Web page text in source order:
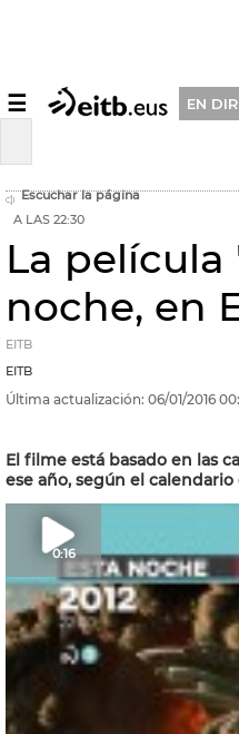
☰ EN
Escuchar la página
A LAS 22:30
La película
noche, en
EITB
EITB
Última actualización: 06/01/2016
El filme está basado en las
ese año, según el calendario
0:16